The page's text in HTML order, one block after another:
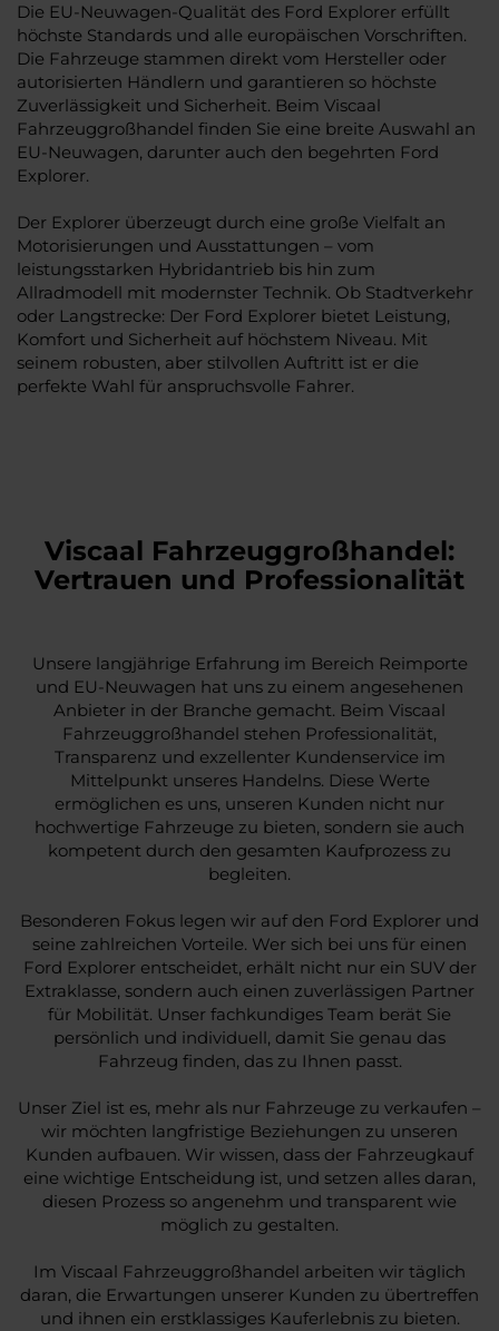
Die EU-Neuwagen-Qualität des Ford Explorer erfüllt
höchste Standards und alle europäischen Vorschriften.
Die Fahrzeuge stammen direkt vom Hersteller oder
autorisierten Händlern und garantieren so höchste
Zuverlässigkeit und Sicherheit. Beim Viscaal
Fahrzeuggroßhandel finden Sie eine breite Auswahl an
EU-Neuwagen, darunter auch den begehrten Ford
Explorer.
Der Explorer überzeugt durch eine große Vielfalt an
Motorisierungen und Ausstattungen – vom
leistungsstarken Hybridantrieb bis hin zum
Allradmodell mit modernster Technik. Ob Stadtverkehr
oder Langstrecke: Der Ford Explorer bietet Leistung,
Komfort und Sicherheit auf höchstem Niveau. Mit
seinem robusten, aber stilvollen Auftritt ist er die
perfekte Wahl für anspruchsvolle Fahrer.
Viscaal Fahrzeuggroßhandel:
Vertrauen und Professionalität
Unsere langjährige Erfahrung im Bereich Reimporte
und EU-Neuwagen hat uns zu einem angesehenen
Anbieter in der Branche gemacht. Beim Viscaal
Fahrzeuggroßhandel stehen Professionalität,
Transparenz und exzellenter Kundenservice im
Mittelpunkt unseres Handelns. Diese Werte
ermöglichen es uns, unseren Kunden nicht nur
hochwertige Fahrzeuge zu bieten, sondern sie auch
kompetent durch den gesamten Kaufprozess zu
begleiten.
Besonderen Fokus legen wir auf den Ford Explorer und
seine zahlreichen Vorteile. Wer sich bei uns für einen
Ford Explorer entscheidet, erhält nicht nur ein SUV der
Extraklasse, sondern auch einen zuverlässigen Partner
für Mobilität. Unser fachkundiges Team berät Sie
persönlich und individuell, damit Sie genau das
Fahrzeug finden, das zu Ihnen passt.
Unser Ziel ist es, mehr als nur Fahrzeuge zu verkaufen –
wir möchten langfristige Beziehungen zu unseren
Kunden aufbauen. Wir wissen, dass der Fahrzeugkauf
eine wichtige Entscheidung ist, und setzen alles daran,
diesen Prozess so angenehm und transparent wie
möglich zu gestalten.
Im Viscaal Fahrzeuggroßhandel arbeiten wir täglich
daran, die Erwartungen unserer Kunden zu übertreffen
und ihnen ein erstklassiges Kauferlebnis zu bieten.